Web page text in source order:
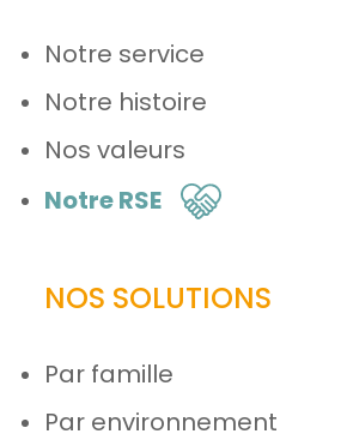
Notre service
Notre histoire
Nos valeurs
Notre RSE
NOS SOLUTIONS
Par famille
Par environnement